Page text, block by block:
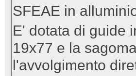
SFEAE in
E' dotata di guide
19x77 e la
l'avvolgimento